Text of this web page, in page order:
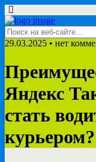
29.03.2025 • нет
Яндекс
стать
курьером?